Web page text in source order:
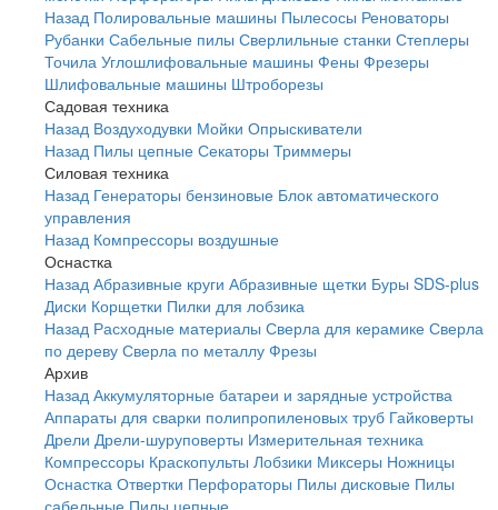
Назад Полировальные машины Пылесосы Реноваторы
Рубанки Сабельные пилы Сверлильные станки Степлеры
Точила Углошлифовальные машины Фены Фрезеры
Шлифовальные машины Штроборезы
Садовая техника
Назад Воздуходувки Мойки Опрыскиватели
Назад Пилы цепные Секаторы Триммеры
Силовая техника
Назад Генераторы бензиновые Блок автоматического
управления
Назад Компрессоры воздушные
Оснастка
Назад Абразивные круги Абразивные щетки Буры SDS-plus
Диски Корщетки Пилки для лобзика
Назад Расходные материалы Сверла для керамике Сверла
по дереву Сверла по металлу Фрезы
Архив
Назад Аккумуляторные батареи и зарядные устройства
Аппараты для сварки полипропиленовых труб Гайковерты
Дрели Дрели-шуруповерты Измерительная техника
Компрессоры Краскопульты Лобзики Миксеры Ножницы
Оснастка Отвертки Перфораторы Пилы дисковые Пилы
сабельные Пилы цепные